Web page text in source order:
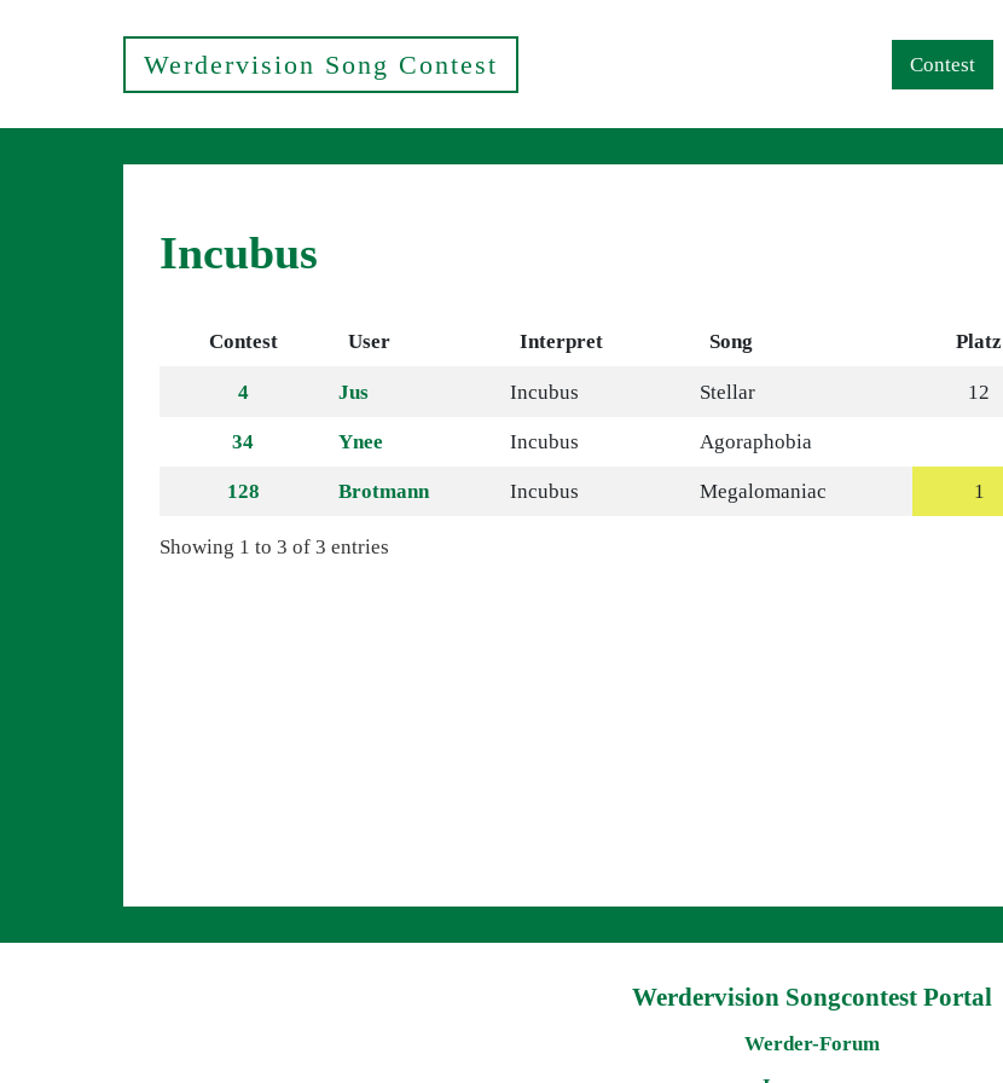
Werdervision Song Contest
Contest
Incubus
Contest User Interpret Song Platz
4 Jus Incubus Stellar 12
34 Ynee Incubus Agoraphobia
128 Brotmann Incubus Megalomaniac 1
Showing 1 to 3 of 3 entries
Werdervision Songcontest Portal
Werder-Forum